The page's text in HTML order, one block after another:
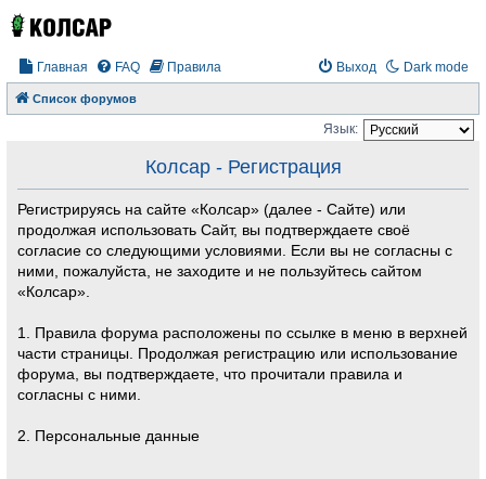
Главная Dark mode
FAQ Правила Выход
Список форумов
Язык:
Колсар - Регистрация
Регистрируясь на сайте «Колсар» (далее - Сайте) или
продолжая использовать Сайт, вы подтверждаете своё
согласие со следующими условиями. Если вы не согласны с
ними, пожалуйста, не заходите и не пользуйтесь сайтом
«Колсар».
1. Правила форума расположены по ссылке в меню в верхней
части страницы. Продолжая регистрацию или использование
форума, вы подтверждаете, что прочитали правила и
согласны с ними.
2. Персональные данные